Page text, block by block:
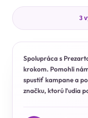
3
Spolupráca s
krokom. Pomohli
spustiť kampane a
značku, ktorú ľudia